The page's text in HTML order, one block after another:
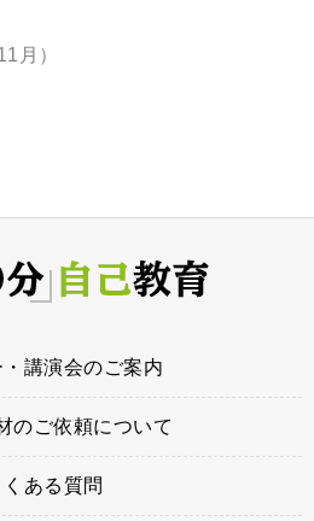
月）
講演会のご案内
のご依頼について
くある質問